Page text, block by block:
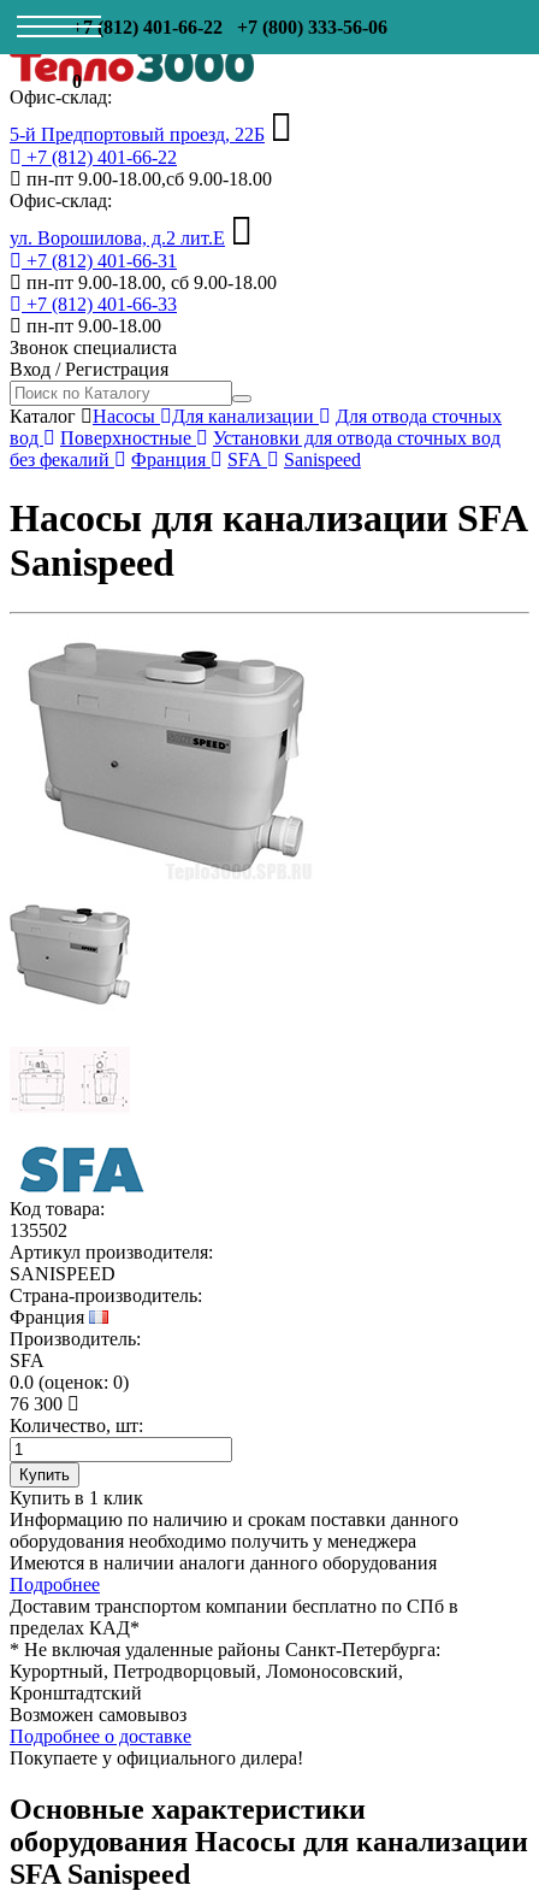
+7 (812) 401-66-22 +7 (800) 333-56-06
0
Офис-склад:
5-й Предпортовый проезд, 22Б
+7 (812) 401-66-22
пн-пт 9.00-18.00,сб 9.00-18.00
Офис-склад:
ул. Ворошилова, д.2 лит.Е
+7 (812) 401-66-31
пн-пт 9.00-18.00, сб 9.00-18.00
+7 (812) 401-66-33
пн-пт 9.00-18.00
Звонок специалиста
Вход /Регистрация
Каталог Насосы Для канализации
Для отвода сточных
вод
Поверхностные
Установки для отвода сточных вод
без фекалий
Франция SFA Sanispeed
Насосы для канализации SFA
Sanispeed
Код товара:
135502
Артикул производителя:
SANISPEED
Страна-производитель:
Франция
Производитель:
SFA
0.0 (оценок: 0)
76 300
Количество, шт:
Купить
Купить в 1 клик
Информацию по наличию и срокам поставки данного
оборудования необходимо получить у менеджера
Имеются в наличии аналоги данного оборудования
Подробнее
Доставим транспортом компании бесплатно по СПб в
пределах КАД*
* Не включая удаленные районы Санкт-Петербурга:
Курортный, Петродворцовый, Ломоносовский,
Кронштадтский
Возможен самовывоз
Подробнее о доставке
Покупаете у официального дилера!
Основные характеристики
оборудования Насосы для канализации
SFA Sanispeed